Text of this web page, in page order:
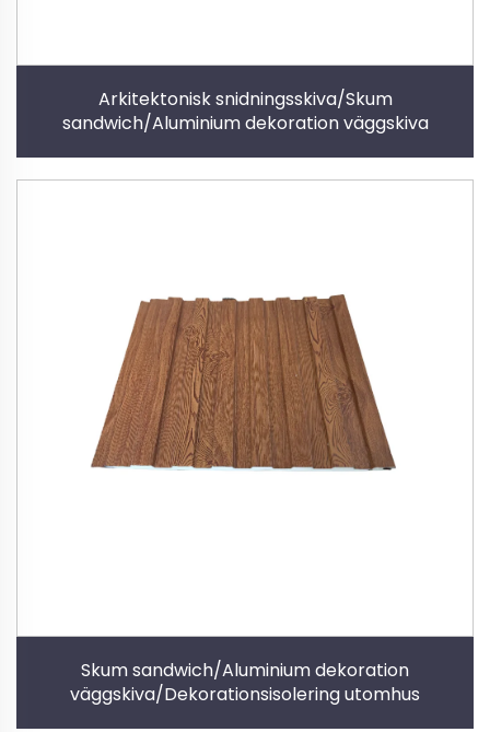
Arkitektonisk snidningsskiva/Skum
sandwich/Aluminium dekoration väggskiva
Skum sandwich/Aluminium dekoration
väggskiva/Dekorationsisolering utomhus